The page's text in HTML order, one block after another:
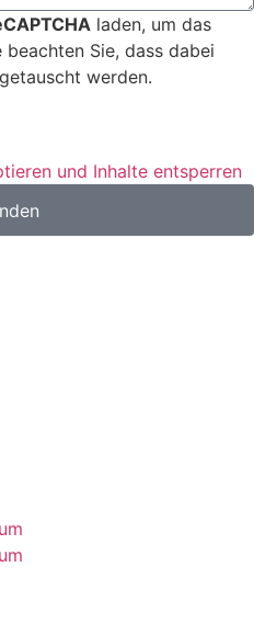
laden, um das
Sie, dass dabei
werden.
und Inhalte entsperren